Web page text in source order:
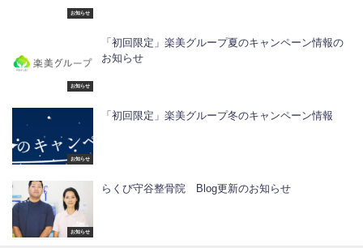
お知らせ
お知らせ
「初回限定」楽美グループ夏のキャンペーン情報の
お知らせ
お知らせ
「初回限定」楽美グループ冬のキャンペーン情報
お知らせ
らくび守谷整骨院 Blog更新のお知らせ